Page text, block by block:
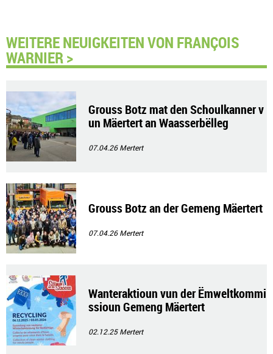
WEITERE NEUIGKEITEN VON FRANÇOIS
WARNIER >
Grouss Botz mat den Schoulkanner v
un Mäertert an Waasserbëlleg
07.04.26Mertert
Grouss Botz an der Gemeng Mäertert
07.04.26Mertert
Wanteraktioun vun der Ëmweltkommi
ssioun Gemeng Mäertert
02.12.25Mertert